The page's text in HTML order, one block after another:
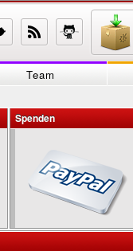
Team
Spenden